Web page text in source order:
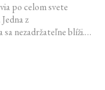
po celom svete
z
nezadržateľne blíži.
konania